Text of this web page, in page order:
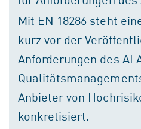
Mit EN 18286 steht
kurz vor der
Anforderungen des AI
Anbieter von
konkretisiert.